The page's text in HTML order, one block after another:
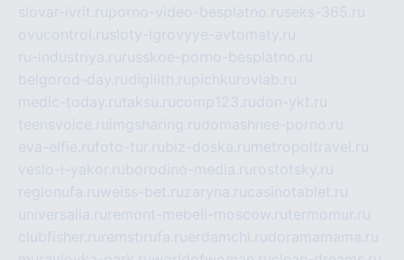
slovar-ivrit.ruporno-video-besplatno.ruseks-365.ru
ovucontrol.rusloty-igrovyye-avtomaty.ru
ru-industriya.ru russkoe-porno-besplatno.ru
belgorod-day.rudigilith.rupichkurovlab.ru
medic-today.rutaksu.rucomp123.rudon-ykt.ru
teensvoice.ru imgsharing.rudomashnee-porno.ru
eva-elfie.rufoto-tur.rubiz-doska.ru metropoltravel.ru
veslo-i-yakor.ruborodino-media.ru rostotsky.ru
regionufa.ruweiss-bet.ruzaryna.rucasinotablet.ru
universalia.ru remont-mebeli-moscow.rutermomur.ru
clubfisher.ru remstirufa.ruerdamchi.rudoramamama.ru